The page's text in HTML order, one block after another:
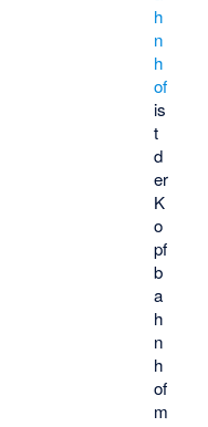
h
n
h
of
is
t
d
er
K
o
pf
b
a
h
n
h
of
m